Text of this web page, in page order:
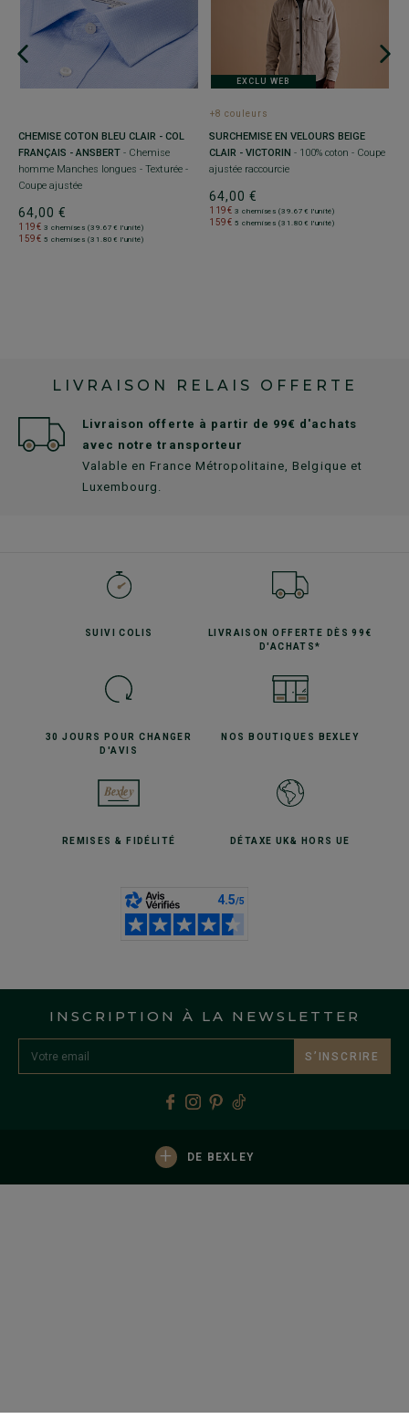
CHEMISE COTON BLEU CLAIR - COL
FRANÇAIS - ANSBERT - Chemise
homme Manches longues - Texturée -
Coupe ajustée
64,00 €
119€ 3 chemises (39.67€ l'unité)
159€ 5 chemises (31.80€ l'unité)
EXCLU WEB
+8 couleurs
SURCHEMISE EN VELOURS BEIGE
CLAIR - VICTORIN - 100% coton - Coupe
ajustée raccourcie
64,00 €
119€ 3 chemises (39.67€ l'unité)
159€ 5 chemises (31.80€ l'unité)
LIVRAISON RELAIS OFFERTE
Livraison offerte à partir de 99€ d'achats
avec notre transporteur
Valable en France Métropolitaine, Belgique et
Luxembourg.
SUIVICOLIS LIVRAISON OFFERTE
DÈS 99€
D'ACHATS*
30 JOURS POURCHANGER
D'AVIS
NOS BOUTIQUES BEXLEY
REMISES& FIDÉLITÉ DÉTAXE UK& HORS UE
INSCRIPTION À LA NEWSLETTER
S’INSCRIRE
+ DE BEXLEY